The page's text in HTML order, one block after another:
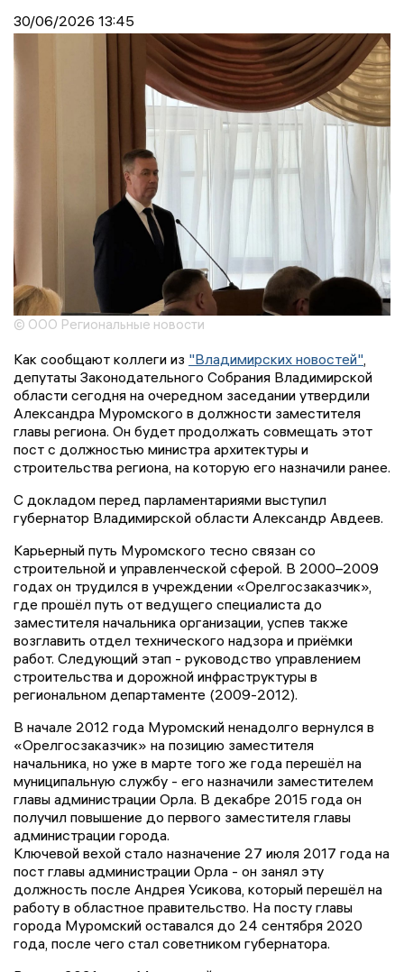
30/06/2026 13:45
© ООО Региональные новости
Как сообщают коллеги из "Владимирских новостей",
депутаты Законодательного Собрания Владимирской
области сегодня на очередном заседании утвердили
Александра Муромского в должности заместителя
главы региона. Он будет продолжать совмещать этот
пост с должностью министра архитектуры и
строительства региона, на которую его назначили ранее.
С докладом перед парламентариями выступил
губернатор Владимирской области Александр Авдеев.
Карьерный путь Муромского тесно связан со
строительной и управленческой сферой. В 2000–2009
годах он трудился в учреждении «Орелгосзаказчик»,
где прошёл путь от ведущего специалиста до
заместителя начальника организации, успев также
возглавить отдел технического надзора и приёмки
работ. Следующий этап - руководство управлением
строительства и дорожной инфраструктуры в
региональном департаменте (2009-2012).
В начале 2012 года Муромский ненадолго вернулся в
«Орелгосзаказчик» на позицию заместителя
начальника, но уже в марте того же года перешёл на
муниципальную службу - его назначили заместителем
главы администрации Орла. В декабре 2015 года он
получил повышение до первого заместителя главы
администрации города.
Ключевой вехой стало назначение 27 июля 2017 года на
пост главы администрации Орла - он занял эту
должность после Андрея Усикова, который перешёл на
работу в областное правительство. На посту главы
города Муромский оставался до 24 сентября 2020
года, после чего стал советником губернатора.